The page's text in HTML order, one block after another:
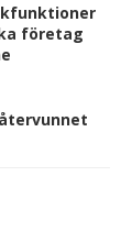
företag